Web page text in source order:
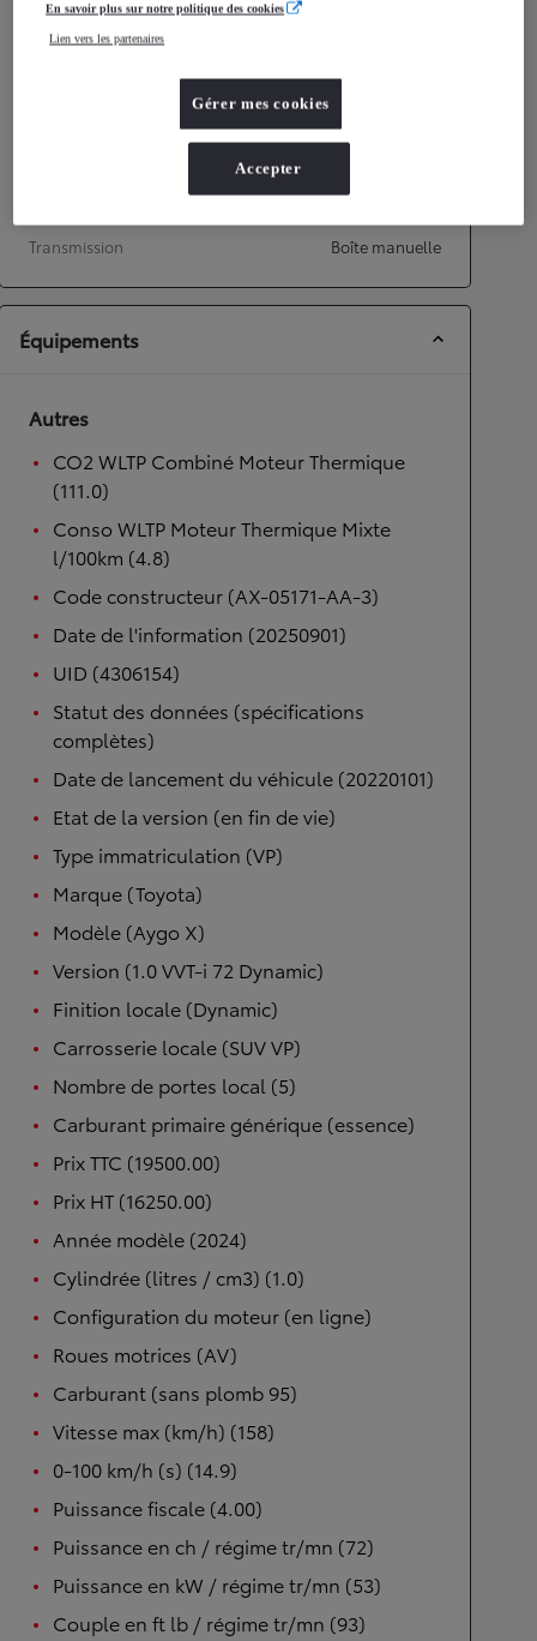
Accélération 0-100km/h
14,9
Transmission Boîte manuelle
Équipements
Autres
CO2 WLTP Combiné Moteur Thermique
(111.0)
Conso WLTP Moteur Thermique Mixte
l/100km (4.8)
Code constructeur (AX-05171-AA-3)
Date de l'information (20250901)
UID (4306154)
Statut des données (spécifications
complètes)
Date de lancement du véhicule (20220101)
Etat de la version (en fin de vie)
Type immatriculation (VP)
Marque (Toyota)
Modèle (Aygo X)
Version (1.0 VVT-i 72 Dynamic)
Finition locale (Dynamic)
Carrosserie locale (SUV VP)
Nombre de portes local (5)
Carburant primaire générique (essence)
Prix TTC (19500.00)
Prix HT (16250.00)
Année modèle (2024)
Cylindrée (litres / cm3) (1.0)
Configuration du moteur (en ligne)
Roues motrices (AV)
Carburant (sans plomb 95)
Vitesse max (km/h) (158)
0-100 km/h (s) (14.9)
Puissance fiscale (4.00)
Puissance en ch / régime tr/mn (72)
Puissance en kW / régime tr/mn (53)
Couple en ft lb / régime tr/mn (93)
En savoir plus sur notre politique des cookies
Lien vers les partenaires
Gérer mes cookies
Accepter